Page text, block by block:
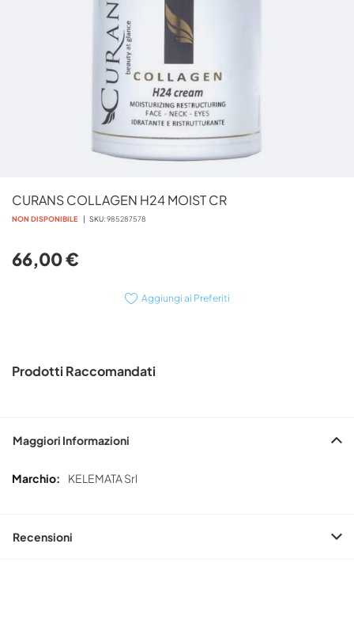
CURANS COLLAGEN H24 MOIST CR
NON DISPONIBILE SKU 985287578
66,00 €
Aggiungi ai Preferiti
all'inizio
della
immagini
Prodotti Raccomandati
Maggiori Informazioni
Maggiori
KELEMATA Srl
Recensioni